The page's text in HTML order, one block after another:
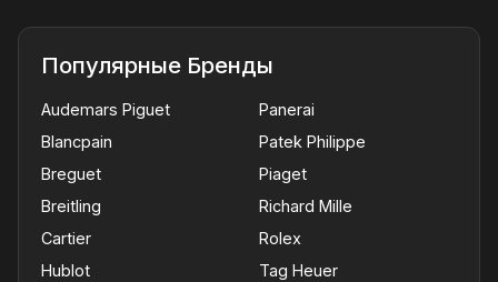
Популярные Бренды
Audemars Piguet
Blancpain
Breguet
Breitling
Cartier
Hublot
Panerai
Patek Philippe
Piaget
Richard Mille
Rolex
Tag Heuer